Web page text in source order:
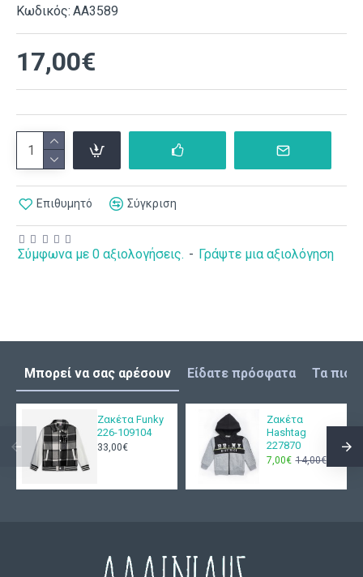
Κωδικός: ΑΑ3589
Σύμφωνα με 0 αξιολογήσεις. - Γράψτε μια αξιολόγηση
17,00€
Επιθυμητό Σύγκριση
Μπορεί να σας αρέσουν Είδατε πρόσφατα Τα πιο
Ζακέτα Funky
226-109104
33,00€
Ζακέτα
Hashtag
227870
7,00€ 14,00€